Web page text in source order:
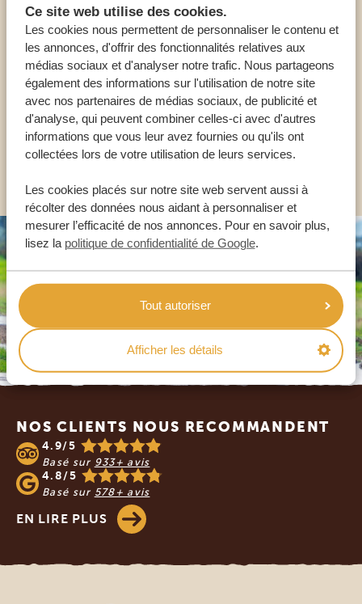
Ce site web utilise des cookies.
Les cookies nous permettent de personnaliser le contenu et
les annonces, d'offrir des fonctionnalités relatives aux
médias sociaux et d'analyser notre trafic. Nous partageons
également des informations sur l'utilisation de notre site
avec nos partenaires de médias sociaux, de publicité et
d'analyse, qui peuvent combiner celles-ci avec d'autres
informations que vous leur avez fournies ou qu'ils ont
collectées lors de votre utilisation de leurs services.
Les cookies placés sur notre site web servent aussi à
récolter des données nous aidant à personnaliser et
mesurer l’efficacité de nos annonces. Pour en savoir plus,
lisez la politique de confidentialité de Google.
Tout autoriser
Afficher les détails
Appelez un expert
NOS SPÉCIALISTES SONT LÀ POUR VOUS
FR: +33 2 57 88 00 88
NOS CLIENTS NOUS RECOMMANDENT
4.9/5
Basé sur 933+ avis
4.8/5
Basé sur 578+ avis
EN LIRE PLUS